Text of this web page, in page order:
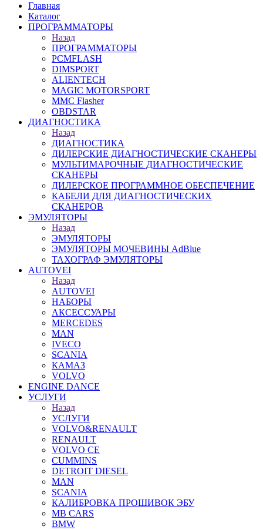
Главная
Каталог
ПРОГРАММАТОРЫ
Назад
ПРОГРАММАТОРЫ
PCMFLASH
DIMSPORT
ALIENTECH
MAGIC MOTORSPORT
MMC Flasher
OBDSTAR
ДИАГНОСТИКА
Назад
ДИАГНОСТИКА
ДИЛЕРСКИЕ ДИАГНОСТИЧЕСКИЕ СКАНЕРЫ
МУЛЬТИМАРОЧНЫЕ ДИАГНОСТИЧЕСКИЕ
СКАНЕРЫ
ДИЛЕРСКОЕ ПРОГРАММНОЕ ОБЕСПЕЧЕНИЕ
КАБЕЛИ ДЛЯ ДИАГНОСТИЧЕСКИХ
СКАНЕРОВ
ЭМУЛЯТОРЫ
Назад
ЭМУЛЯТОРЫ
ЭМУЛЯТОРЫ МОЧЕВИНЫ АdBlue
ТАХОГРАФ ЭМУЛЯТОРЫ
AUTOVEI
Назад
AUTOVEI
НАБОРЫ
АКСЕССУАРЫ
MERCEDES
MAN
IVECO
SCANIA
КАМАЗ
VOLVO
ENGINE DANCE
УСЛУГИ
Назад
УСЛУГИ
VOLVO&RENAULT
RENAULT
VOLVO CE
CUMMINS
DETROIT DIESEL
MAN
SCANIA
КАЛИБРОВКА ПРОШИВОК ЭБУ
MB CARS
BMW